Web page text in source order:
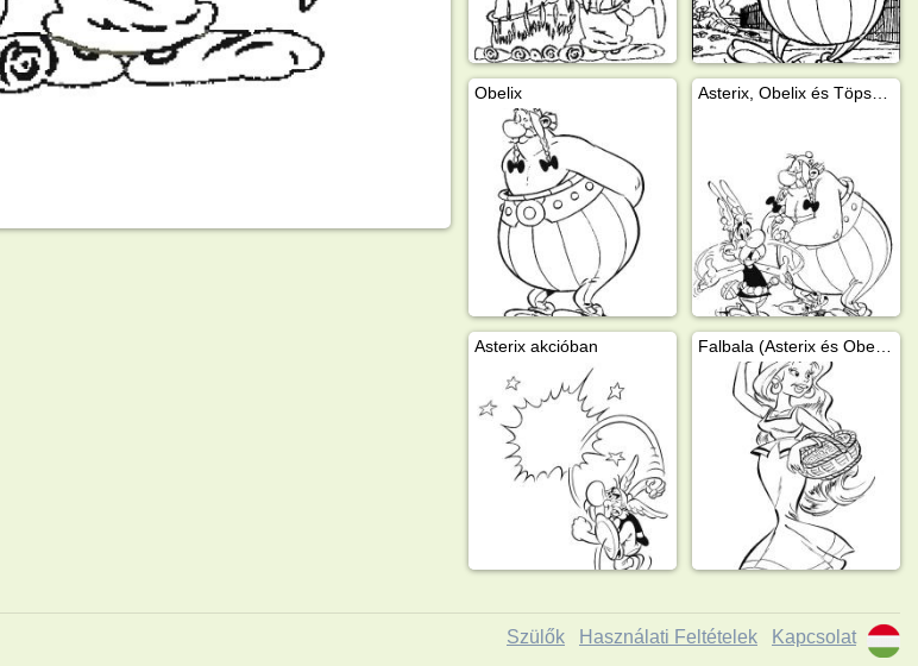
Obelix Asterix, Obelix és Töpszlix
Asterix akcióban Falbala (Asterix és Obelix)
Szülők Használati Feltételek Kapcsolat